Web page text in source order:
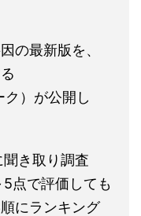
の最新版を、
）が公開し
き取り調査
点で評価しても
にランキング